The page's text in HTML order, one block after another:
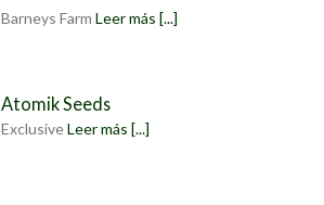
Barneys FarmLeer más [...]
Atomik Seeds
ExclusiveLeer más [...]